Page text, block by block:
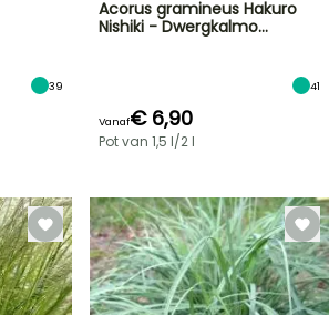
39
Acorus gramineus Hakuro
Nishiki - Dwergkalmo…
41
Vanaf€ 6,90
Pot van 1,5 l/2 l